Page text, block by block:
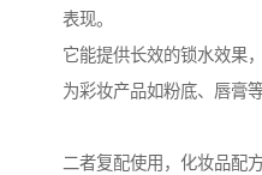
表现。
它能提供长效的锁水效果
为彩妆产品如粉底、唇膏
二者复配使用，化妆品配